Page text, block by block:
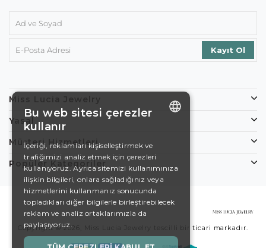
Miss Lucia Jewelry
Yasal
Müşteri Hizmetleri
Popüler Kategoriler
Copyright © 2026, Miss Lucia Jewelry tescilli bir ticari markadır.
DE
EN
SWEDISH
TURKISH
Bu web sitesi çerezler
kullanır
İçeriği, reklamları kişiselleştirmek ve
trafiğimizi analiz etmek için çerezleri
kullanıyoruz. Ayrıca sitemizi kullanımınıza
ilişkin bilgileri, onlara sağladığınız veya
hizmetlerini kullanmanız sonucunda
topladıkları diğer bilgilerle birleştirebilecek
reklam ve analiz ortaklarımızla da
paylaşıyoruz.